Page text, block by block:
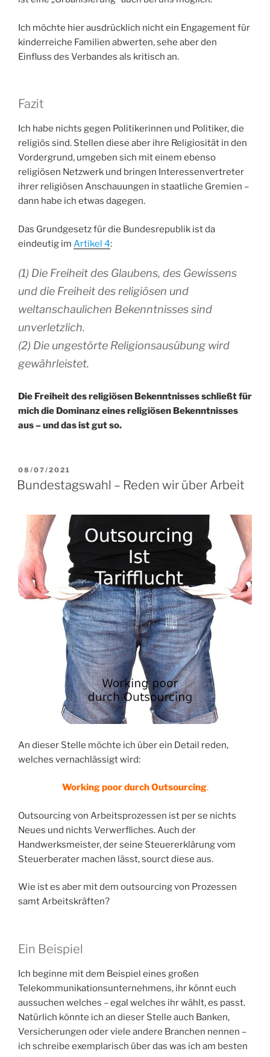
Ich möchte hier ausdrücklich nicht ein Engagement für
kinderreiche Familien abwerten, sehe aber den
Einfluss des Verbandes als kritisch an.
Fazit
Ich habe nichts gegen Politikerinnen und Politiker, die
religiös sind. Stellen diese aber ihre Religiosität in den
Vordergrund, umgeben sich mit einem ebenso
religiösen Netzwerk und bringen Interessenvertreter
ihrer religiösen Anschauungen in staatliche Gremien –
dann habe ich etwas dagegen.
Das Grundgesetz für die Bundesrepublik ist da
eindeutig im Artikel 4:
(1) Die Freiheit des Glaubens, des Gewissens
und die Freiheit des religiösen und
weltanschaulichen Bekenntnisses sind
unverletzlich.
(2) Die ungestörte Religionsausübung wird
gewährleistet.
Die Freiheit des religiösen Bekenntnisses schließt für
mich die Dominanz eines religiösen Bekenntnisses
aus – und das ist gut so.
VERÖFFENTLICHT
AM
08/07/2021
Bundestagswahl – Reden wir über Arbeit
An dieser Stelle möchte ich über ein Detail reden,
welches vernachlässigt wird:
Working poor durch Outsourcing.
Outsourcing von Arbeitsprozessen ist per se nichts
Neues und nichts Verwerfliches. Auch der
Handwerksmeister, der seine Steuererklärung vom
Steuerberater machen lässt, sourct diese aus.
Wie ist es aber mit dem outsourcing von Prozessen
samt Arbeitskräften?
Ein Beispiel
Ich beginne mit dem Beispiel eines großen
Telekommunikationsunternehmens, ihr könnt euch
aussuchen welches – egal welches ihr wählt, es passt.
Natürlich könnte ich an dieser Stelle auch Banken,
Versicherungen oder viele andere Branchen nennen –
ich schreibe exemplarisch über das was ich am besten